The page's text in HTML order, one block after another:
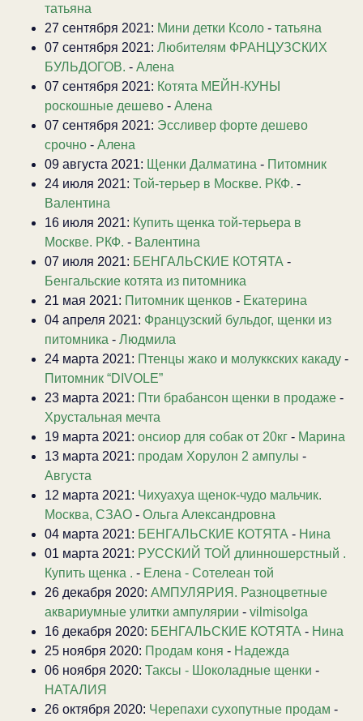
татьяна
27 сентября 2021: Мини детки Ксоло - татьяна
07 сентября 2021: Любителям ФРАНЦУЗСКИХ
БУЛЬДОГОВ. - Алена
07 сентября 2021: Котята МЕЙН-КУНЫ
роскошные дешево - Алена
07 сентября 2021: Эссливер форте дешево
срочно - Алена
09 августа 2021: Щенки Далматина - Питомник
24 июля 2021: Той-терьер в Москве. РКФ. -
Валентина
16 июля 2021: Купить щенка той-терьера в
Москве. РКФ. - Валентина
07 июля 2021: БЕНГАЛЬСКИЕ КОТЯТА -
Бенгальские котята из питомника
21 мая 2021: Питомник щенков - Екатерина
04 апреля 2021: Французский бульдог, щенки из
питомника - Людмила
24 марта 2021: Птенцы жако и молуккских какаду -
Питомник “DIVOLE”
23 марта 2021: Пти брабансон щенки в продаже -
Хрустальная мечта
19 марта 2021: онсиор для собак от 20кг - Марина
13 марта 2021: продам Хорулон 2 ампулы -
Августа
12 марта 2021: Чихуахуа щенок-чудо мальчик.
Москва, СЗАО - Ольга Александровна
04 марта 2021: БЕНГАЛЬСКИЕ КОТЯТА - Нина
01 марта 2021: РУССКИЙ ТОЙ длинношерстный .
Купить щенка . - Елена - Сотелеан той
26 декабря 2020: АМПУЛЯРИЯ. Разноцветные
аквариумные улитки ампулярии - vilmisolga
16 декабря 2020: БЕНГАЛЬСКИЕ КОТЯТА - Нина
25 ноября 2020: Продам коня - Надежда
06 ноября 2020: Таксы - Шоколадные щенки -
НАТАЛИЯ
26 октября 2020: Черепахи сухопутные продам -